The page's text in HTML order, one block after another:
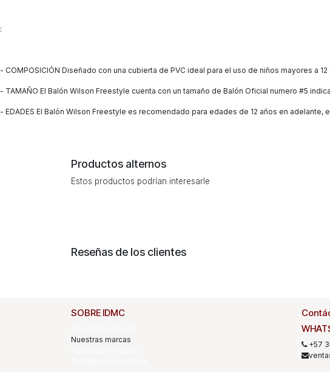
:
- COMPOSICIÓN Diseñado con una cubierta de PVC ideal para el uso de niños mayores a
- TAMAÑO El Balón Wilson Freestyle cuenta con un tamaño de Balón Oficial numero #5
- EDADES El Balón Wilson Freestyle es recomendado para edades de 12 años en
Productos alternos
Estos productos podrían interesarle
Reseñas de los clientes
SOBRE IDMC
Nuestras marcas
+57